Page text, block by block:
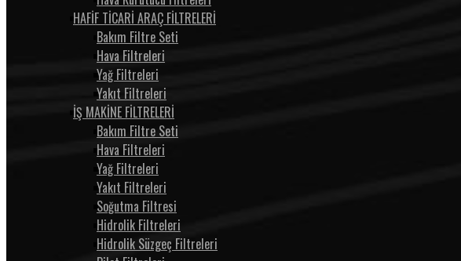
HAFİF TİCARİ ARAÇ FİLTRELERİ
Bakım Filtre Seti
Hava Filtreleri
Yağ Filtreleri
Yakıt Filtreleri
İŞ MAKİNE FİLTRELERİ
Bakım Filtre Seti
Hava Filtreleri
Yağ Filtreleri
Yakıt Filtreleri
Soğutma Filtresi
Hidrolik Filtreleri
Hidrolik Süzgeç Filtreleri